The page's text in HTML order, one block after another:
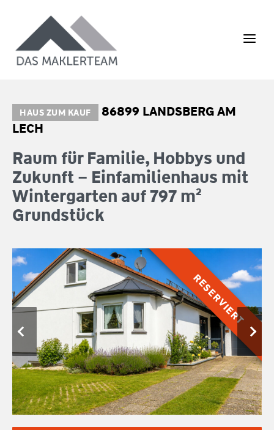
springen
HAUS ZUM KAUF
86899 LANDSBERG AM
LECH
Raum für Familie, Hobbys und
Zukunft – Einfamilienhaus mit
Wintergarten auf 797 m²
Grundstück
RESERVIERT